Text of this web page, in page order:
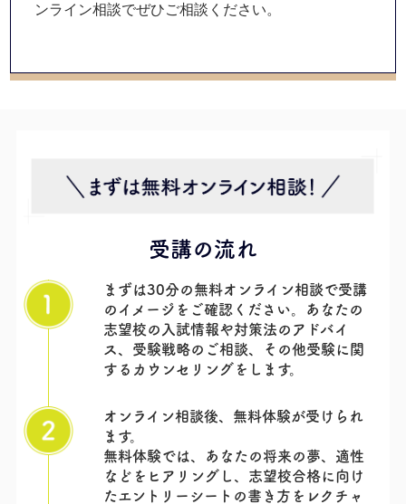
ンライン相談でぜひご相談ください。
受講の流れ
まずは30分の無料オンライン相談で受講
のイメージをご確認ください。あなたの
志望校の入試情報や対策法のアドバイ
ス、受験戦略のご相談、その他受験に関
するカウンセリングをします。
オンライン相談後、無料体験が受けられ
ます。
無料体験では、あなたの将来の夢、適性
などをヒアリングし、志望校合格に向け
たエントリーシートの書き方をレクチャ